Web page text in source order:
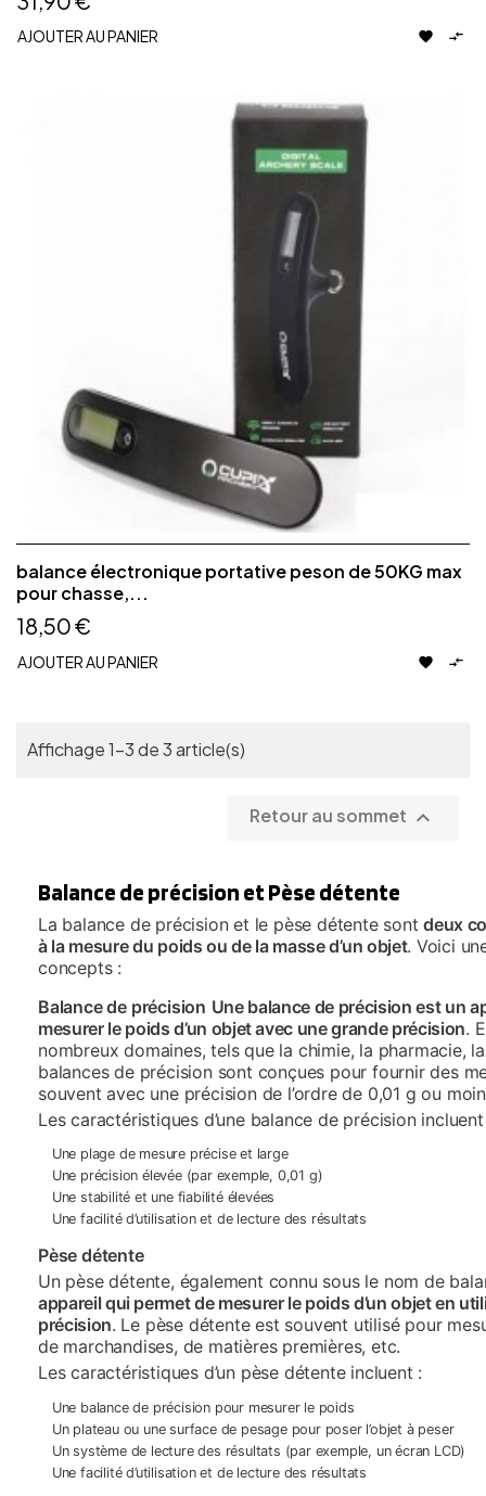
AJOUTER AU PANIER  
balance électronique portative peson de 50KG max
pour chasse,...
18,50 €
AJOUTER AU PANIER  
Affichage 1-3 de 3 article(s)
Retour au sommet 
Balance de précision et Pèse détente
La balance de précision et le pèse détente sontdeux
à la mesure du poids ou de la masse d’un objet. Voici
concepts :
Balance de précision Une balance de précision est un
mesurer le poids d’un objet avec une grande précision.
nombreux domaines, tels que la chimie, la pharmacie,
balances de précision sont conçues pour fournir des
souvent avec une précision de l’ordre de 0,01 g ou
Les caractéristiques d’une balance de précision
Une plage de mesure précise et large
Une précision élevée (par exemple, 0,01 g)
Une stabilité et une fiabilité élevées
Une facilité d’utilisation et de lecture des résultats
Pèse détente
Un pèse détente, également connu sous le nom de
appareil qui permet de mesurer le poids d’un objet en
précision. Le pèse détente est souvent utilisé pour
de marchandises, de matières premières, etc.
Les caractéristiques d’un pèse détente incluent :
Une balance de précision pour mesurer le poids
Un plateau ou une surface de pesage pour poser l’objet à peser
Un système de lecture des résultats (par exemple, un écran LCD)
Une facilité d’utilisation et de lecture des résultats